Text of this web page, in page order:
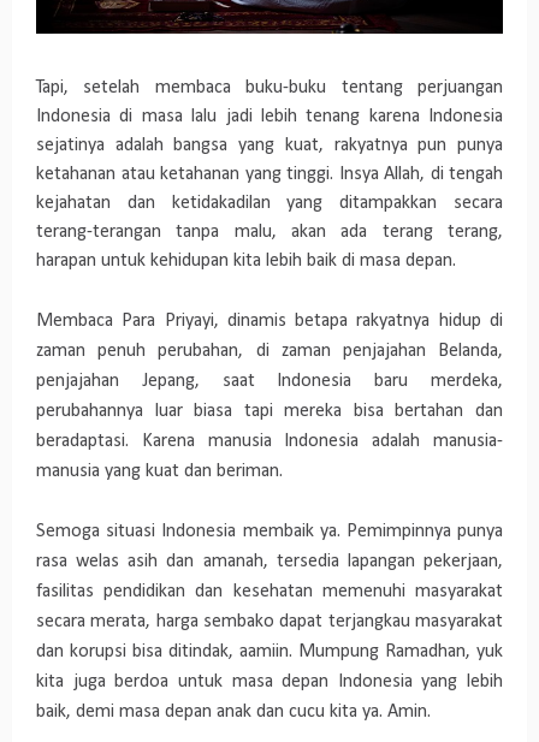
Tapi, setelah membaca buku-buku tentang perjuangan
Indonesia di masa lalu jadi lebih tenang karena Indonesia
sejatinya adalah bangsa yang kuat, rakyatnya pun punya
ketahanan atau ketahanan yang tinggi. Insya Allah, di tengah
kejahatan dan ketidakadilan yang ditampakkan secara
terang-terangan tanpa malu, akan ada terang terang,
harapan untuk kehidupan kita lebih baik di masa depan.
Membaca Para Priyayi, dinamis betapa rakyatnya hidup di
zaman penuh perubahan, di zaman penjajahan Belanda,
penjajahan Jepang, saat Indonesia baru merdeka,
perubahannya luar biasa tapi mereka bisa bertahan dan
beradaptasi. Karena manusia Indonesia adalah manusia-
manusia yang kuat dan beriman.
Semoga situasi Indonesia membaik ya. Pemimpinnya punya
rasa welas asih dan amanah, tersedia lapangan pekerjaan,
fasilitas pendidikan dan kesehatan memenuhi masyarakat
secara merata, harga sembako dapat terjangkau masyarakat
dan korupsi bisa ditindak, aamiin. Mumpung Ramadhan, yuk
kita juga berdoa untuk masa depan Indonesia yang lebih
baik, demi masa depan anak dan cucu kita ya. Amin.